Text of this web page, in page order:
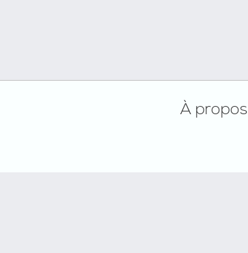
À propos